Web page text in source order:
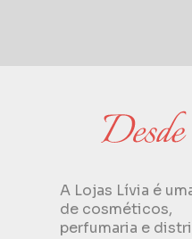
A Lojas Lívia é
de cosméticos,
perfumaria e